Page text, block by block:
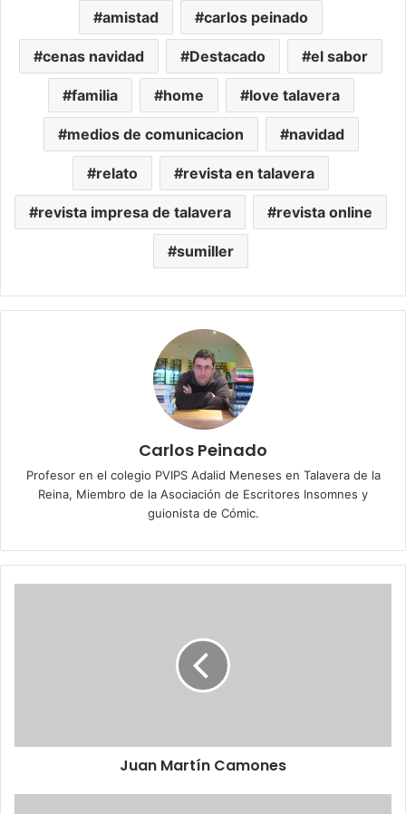
amistad carlos peinado
cenas navidad Destacado el sabor
familia home love talavera
medios de comunicacion navidad
relato revista en talavera
revista impresa de talavera revista online
sumiller
Carlos Peinado
Profesor en el colegio PVIPS Adalid Meneses en Talavera de la
Reina, Miembro de la Asociación de Escritores Insomnes y
guionista de Cómic.
í
Juan Martín Camones